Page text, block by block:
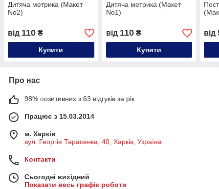
Дитяча метрика (Макет
No2)
від 110 ₴
Купити
Дитяча метрика (Макет
No1)
від 110₴
Купити
від
Про нас
98% позитивних з 63 відгуків за рік
Працює з 15.03.2014
м. Харків
вул. Георгія Тарасенка, 40, Харків, Україна
Контакти
Сьогодні вихідний
Показати весь графік роботи